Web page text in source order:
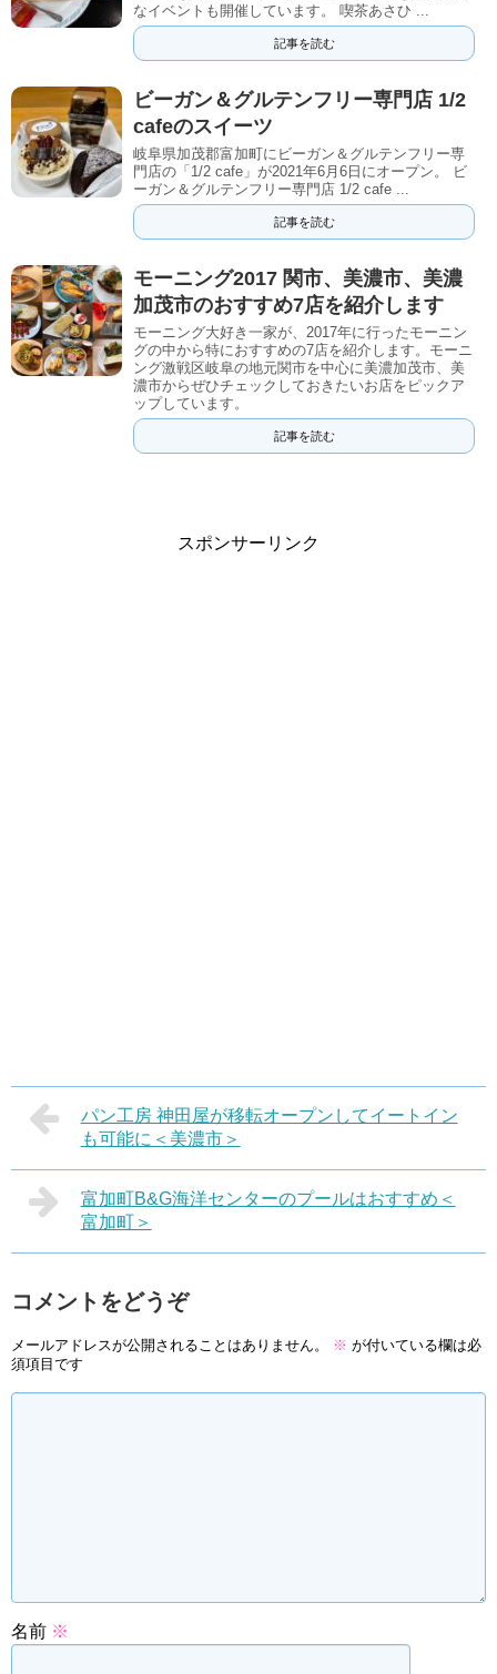
なイベントも開催しています。 喫茶あさひ ...
記事を読む
ビーガン＆グルテンフリー専門店 1/2
cafeのスイーツ
岐阜県加茂郡富加町にビーガン＆グルテンフリー専
門店の「1/2 cafe」が2021年6月6日にオープン。 ビ
ーガン＆グルテンフリー専門店 1/2 cafe ...
記事を読む
モーニング2017 関市、美濃市、美濃
加茂市のおすすめ7店を紹介します
モーニング大好き一家が、2017年に行ったモーニン
グの中から特におすすめの7店を紹介します。モーニ
ング激戦区岐阜の地元関市を中心に美濃加茂市、美
濃市からぜひチェックしておきたいお店をピックア
ップしています。
記事を読む
スポンサーリンク
パン工房 神田屋が移転オープンしてイートイン
も可能に＜美濃市＞
富加町B&G海洋センターのプールはおすすめ＜
富加町＞
コメントをどうぞ
メールアドレスが公開されることはありません。 ※ が付いている欄は必
須項目です
名前 ※